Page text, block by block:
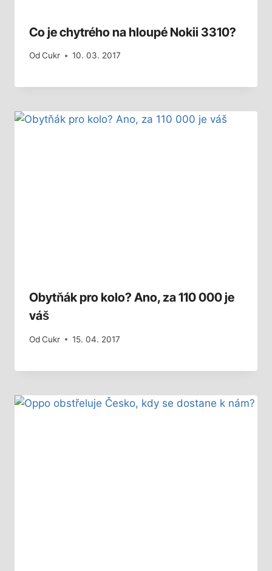
Co je chytrého na hloupé Nokii 3310?
OdCukr 10. 03. 2017
Obytňák pro kolo? Ano, za 110 000 je
váš
OdCukr 15. 04. 2017